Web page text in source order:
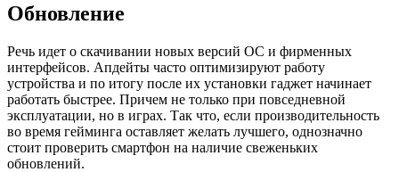
Обновление
Речь идет о скачивании новых версий ОС и фирменных
интерфейсов. Апдейты часто оптимизируют работу
устройства и по итогу после их установки гаджет начинает
работать быстрее. Причем не только при повседневной
эксплуатации, но в играх. Так что, если производительность
во время гейминга оставляет желать лучшего, однозначно
стоит проверить смартфон на наличие свеженьких
обновлений.